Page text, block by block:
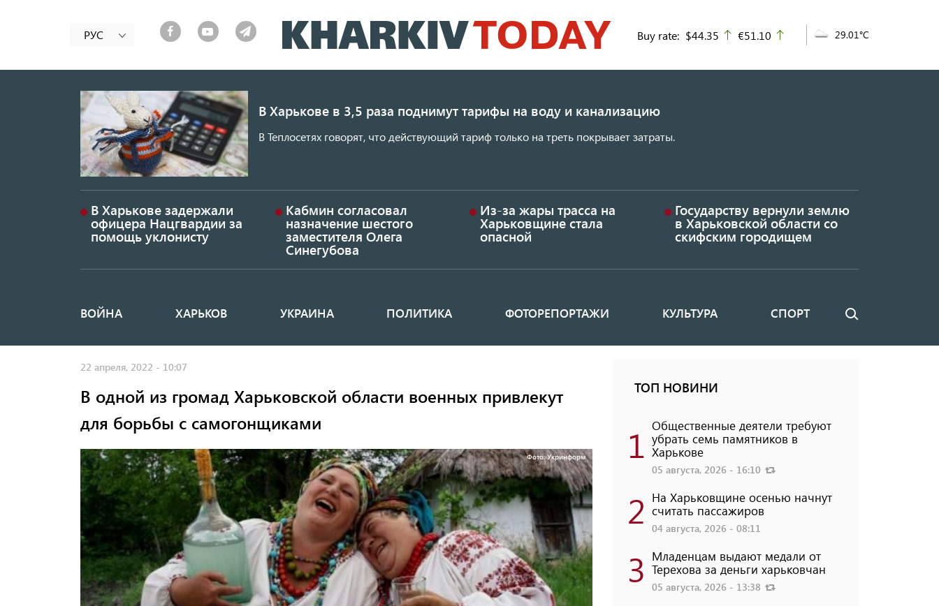
к
основному
РУС Buy rate: $44.35 up
€51.10 29.01°C
В Харькове в 3,5 раза поднимут тарифы на воду и канализацию
В Теплосетях говорят, что действующий тариф только на треть покрывает затраты.
В Харькове задержали
офицера Нацгвардии за
помощь уклонисту
Кабмин согласовал
назначение шестого
заместителя Олега
Синегубова
Из-за жары трасса на
Харьковщине стала
опасной
Государству вернули землю
в Харьковской области со
скифским городищем
Основная
ВОЙНА ХАРЬКОВ УКРАИНА ПОЛИТИКА ФОТОРЕПОРТАЖИ КУЛЬТУРА СПОРТ Поиск
22 апреля, 2022 - 10:07
В одной из громад Харьковской области военных привлекут
для борьбы с самогонщиками
Фото: Укринформ
ТОП НОВИНИ
1 Общественные деятели требуют
убрать семь памятников в
Харькове
05 августа, 2026 - 16:10
2 На Харьковщине осенью начнут
считать пассажиров
04 августа, 2026 - 08:11
3 Младенцам выдают медали от
Терехова за деньги харьковчан
05 августа, 2026 - 13:38